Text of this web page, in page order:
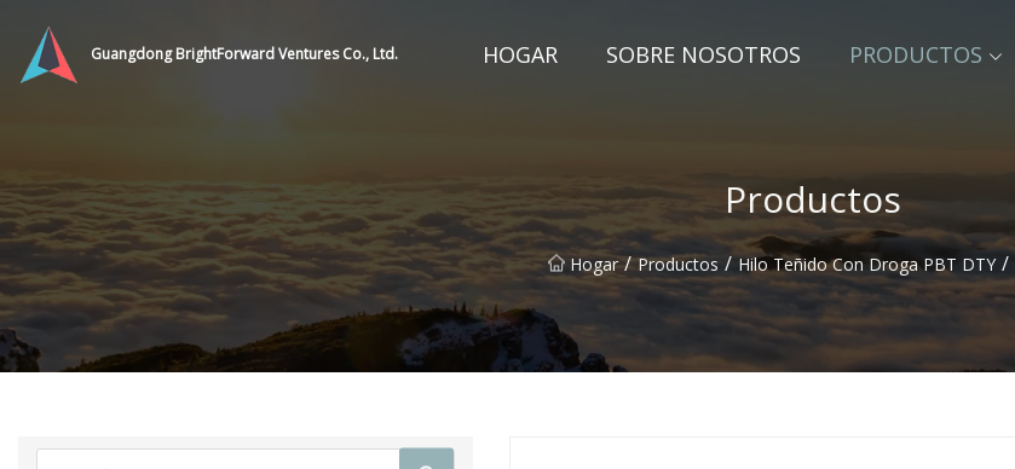
Guangdong BrightForward Ventures Co., Ltd. HOGAR SOBRE NOSOTROS PRODUCTOS
Productos
Hogar / Productos / Hilo Teñido Con Droga PBT DTY /